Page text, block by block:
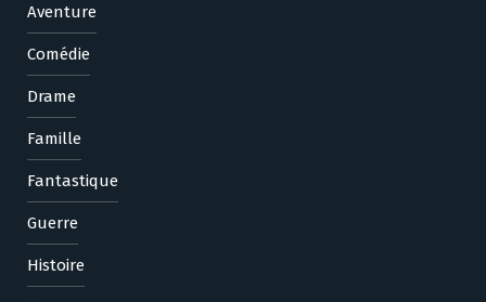
Aventure
Comédie
Drame
Famille
Fantastique
Guerre
Histoire